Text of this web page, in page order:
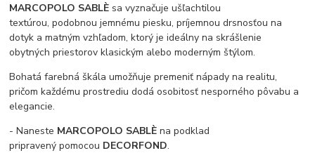
MARCOPOLO SABLÈ sa vyznačuje ušľachtilou
textúrou, podobnou jemnému piesku, príjemnou drsnosťou na
dotyk a matným vzhľadom, ktorý je ideálny na skrášlenie
obytných priestorov klasickým alebo moderným štýlom.
Bohatá farebná škála umožňuje premeniť nápady na realitu,
pričom každému prostrediu dodá osobitosť nesporného pôvabu a
elegancie.
- Naneste MARCOPOLO SABLÈ na podklad
pripravený pomocou DECORFOND.